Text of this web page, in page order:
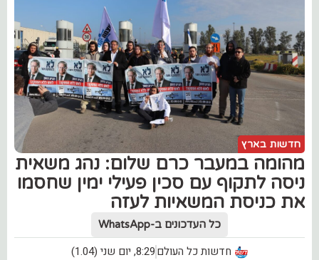
חדשות בארץ
מהומה במעבר כרם שלום: נהג משאית
ניסה לתקוף עם סכין פעילי ימין שחסמו
את כניסת המשאיות לעזה
כל העדכונים ב-WhatsApp
חדשות כל העולם8:29, יום שני (1.04)